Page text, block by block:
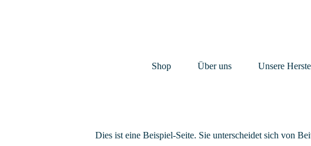
Shop Über uns Unsere
Dies ist eine Beispiel-Seite. Sie unterscheidet sich von